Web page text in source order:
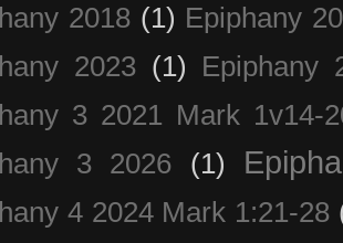
2018 (1) Epiphany
2023 (1)
Epiphany
3 2021 Mark 1v14-
3 2026
(1)
4 2024 Mark 1:21-28